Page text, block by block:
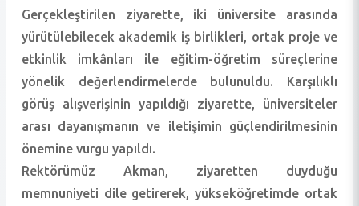
Gerçekleştirilen ziyarette, iki üniversite arasında
yürütülebilecek akademik iş birlikleri, ortak proje ve
etkinlik imkânları ile eğitim-öğretim süreçlerine
yönelik değerlendirmelerde bulunuldu. Karşılıklı
görüş alışverişinin yapıldığı ziyarette, üniversiteler
arası dayanışmanın ve iletişimin güçlendirilmesinin
önemine vurgu yapıldı.
Rektörümüz Akman, ziyaretten duyduğu
memnuniyeti dile getirerek, yükseköğretimde ortak